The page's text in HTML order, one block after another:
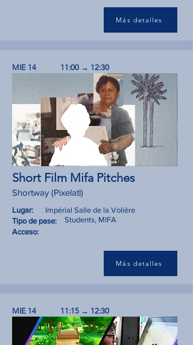
Más detalles
MIE 14 11:00 → 12:30
Short Film Mifa Pitches
Shortway (Pixelatl)
Lugar:
Tipo de pase:
Impérial Salle de la Volière
Students, MIFA
Acceso:
Más detalles
MIE 14 11:15 → 12:30